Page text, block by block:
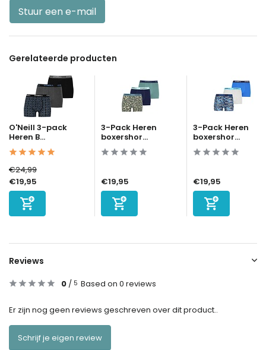
Stuur een e-mail
Gerelateerde producten
O'Neill 3-pack
Heren B...
€24,99
€19,95
3-Pack Heren
boxershor...
€19,95
3-Pack Heren
boxershor...
€19,95
Reviews
0 / 5 Based on 0 reviews
Er zijn nog geen reviews geschreven over dit product..
Schrijf je eigen review